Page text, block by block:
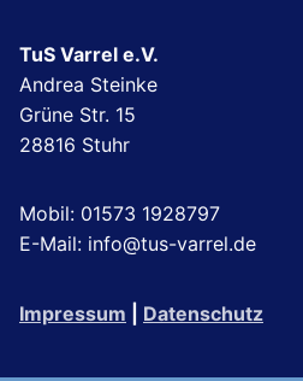
TuS Varrel e.V.
Andrea Steinke
Grüne Str. 15
28816 Stuhr
Mobil: 01573 1928797
E-Mail: info@tus-varrel.de
Impressum Datenschutz